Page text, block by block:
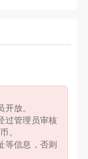
放。
过管理员审核
。
等信息，否则